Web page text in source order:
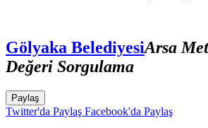
Gölyaka BelediyesiArsa
Değeri Sorgulama
Paylaş
Twitter'da Paylaş Facebook'da Paylaş